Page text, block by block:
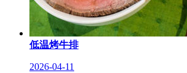
低温烤牛排
2026-04-11